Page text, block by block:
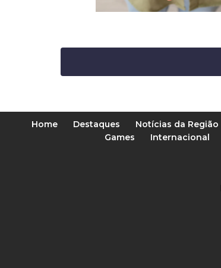
Home Destaques Notícias da Região
Games
Internacional